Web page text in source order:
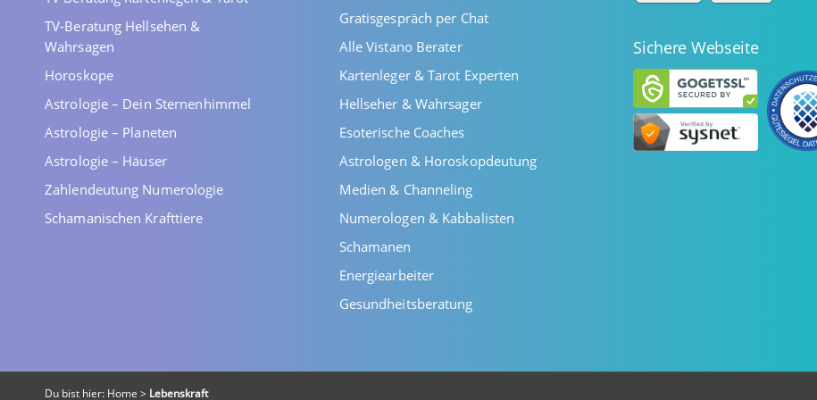
TV-Beratung Hellsehen &
Wahrsagen
Horoskope
Astrologie – Dein Sternenhimmel
Astrologie – Planeten
Astrologie – Häuser
Zahlendeutung Numerologie
Schamanischen Krafttiere
Gratisgespräch per Chat
Alle Vistano Berater
Kartenleger & Tarot Experten
Hellseher & Wahrsager
Esoterische Coaches
Astrologen & Horoskopdeutung
Medien & Channeling
Numerologen & Kabbalisten
Schamanen
Energiearbeiter
Gesundheitsberatung
Sichere Webseite
Du bist hier: Home > Lebenskraft